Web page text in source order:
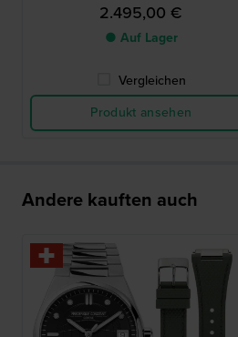
2.495,00 €
● Auf Lager
Vergleichen
Produkt ansehen
Andere kauften auch